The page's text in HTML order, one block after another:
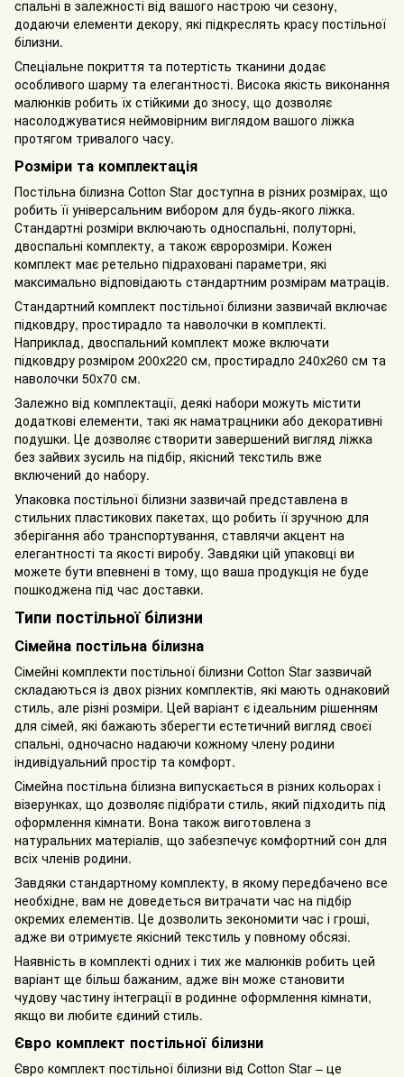
спальні в залежності від вашого настрою чи сезону,
додаючи елементи декору, які підкреслять красу постільної
білизни.
Спеціальне покриття та потертість тканини додає
особливого шарму та елегантності. Висока якість виконання
малюнків робить їх стійкими до зносу, що дозволяє
насолоджуватися неймовірним виглядом вашого ліжка
протягом тривалого часу.
Розміри та комплектація
Постільна білизна Cotton Star доступна в різних розмірах, що
робить її універсальним вибором для будь-якого ліжка.
Стандартні розміри включають односпальні, полуторні,
двоспальні комплекту, а також євророзміри. Кожен
комплект має ретельно підраховані параметри, які
максимально відповідають стандартним розмірам матраців.
Стандартний комплект постільної білизни зазвичай включає
підковдру, простирадло та наволочки в комплекті.
Наприклад, двоспальний комплект може включати
підковдру розміром 200x220 см, простирадло 240x260 см та
наволочки 50x70 см.
Залежно від комплектації, деякі набори можуть містити
додаткові елементи, такі як наматрацники або декоративні
подушки. Це дозволяє створити завершений вигляд ліжка
без зайвих зусиль на підбір, якісний текстиль вже
включений до набору.
Упаковка постільної білизни зазвичай представлена в
стильних пластикових пакетах, що робить її зручною для
зберігання або транспортування, ставлячи акцент на
елегантності та якості виробу. Завдяки цій упаковці ви
можете бути впевнені в тому, що ваша продукція не буде
пошкоджена під час доставки.
Типи постільної білизни
Сімейна постільна білизна
Сімейні комплекти постільної білизни Cotton Star зазвичай
складаються із двох різних комплектів, які мають однаковий
стиль, але різні розміри. Цей варіант є ідеальним рішенням
для сімей, які бажають зберегти естетичний вигляд своєї
спальні, одночасно надаючи кожному члену родини
індивідуальний простір та комфорт.
Сімейна постільна білизна випускається в різних кольорах і
візерунках, що дозволяє підібрати стиль, який підходить під
оформлення кімнати. Вона також виготовлена з
натуральних матеріалів, що забезпечує комфортний сон для
всіх членів родини.
Завдяки стандартному комплекту, в якому передбачено все
необхідне, вам не доведеться витрачати час на підбір
окремих елементів. Це дозволить зекономити час і гроші,
адже ви отримуєте якісний текстиль у повному обсязі.
Наявність в комплекті одних і тих же малюнків робить цей
варіант ще більш бажаним, адже він може становити
чудову частину інтеграції в родинне оформлення кімнати,
якщо ви любите єдиний стиль.
Євро комплект постільної білизни
Євро комплект постільної білизни від Cotton Star – це